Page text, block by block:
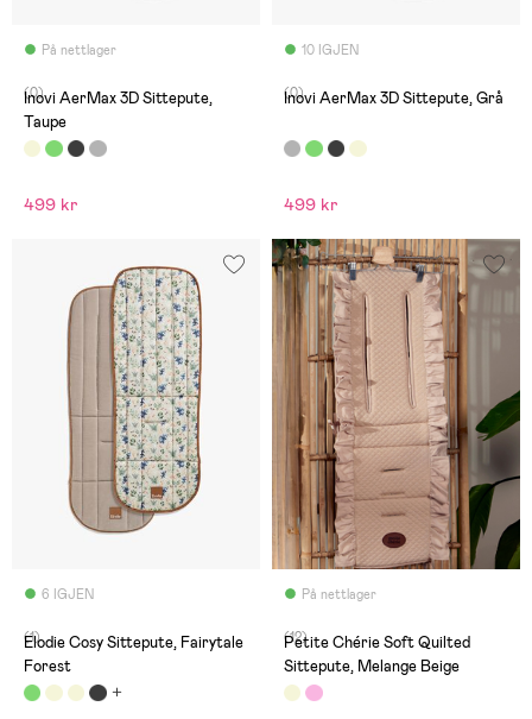
På nettlager
(0)
Inovi AerMax 3D Sittepute,
Taupe
499 kr
10 IGJEN
(0)
Inovi AerMax 3D Sittepute, Grå
499 kr
6 IGJEN
(1)
Elodie Cosy Sittepute, Fairytale
Forest
På nettlager
(12)
Petite Chérie Soft Quilted
Sittepute, Melange Beige